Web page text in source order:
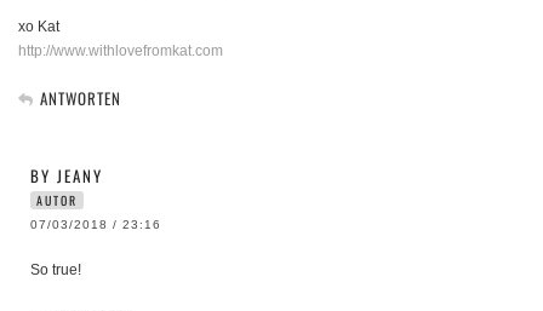
xo Kat
http://www.withlovefromkat.com
ANTWORTEN
BY JEANY
AUTOR
07/03/2018 / 23:16
So true!